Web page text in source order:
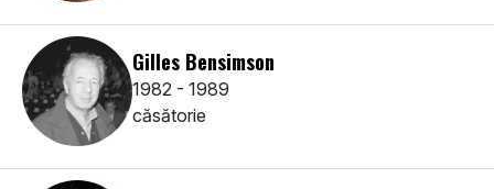
Gilles Bensimson
1982 - 1989
căsătorie